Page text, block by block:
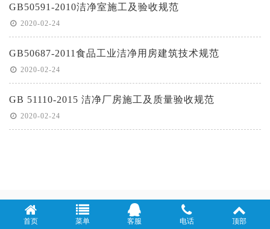
GB50591-2010洁净室施工及验收规范
2020-02-24
GB50687-2011食品工业洁净用房建筑技术规范
2020-02-24
GB 51110-2015 洁净厂房施工及质量验收规范
2020-02-24
首页 菜单 客服 电话 顶部